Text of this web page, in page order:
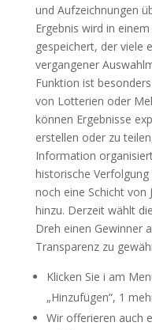
und Aufzeichnungen
Ergebnis wird in
gespeichert, der viele
vergangener
Funktion ist
von Lotterien oder
können Ergebnisse
erstellen oder zu
Information
historische
noch eine Schicht von
hinzu. Derzeit wählt
Dreh einen Gewinner
Transparenz zu
Klicken Sie i am
„Hinzufügen“, 1
Wir offerieren auch